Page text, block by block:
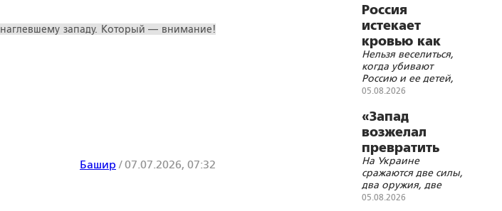
западу. Который — внимание!
Башир /07.07.2026, 07:32
конфронтации с
военной, носит
иррациональный
характер
Россия
истекает
кровью как
жертвенное
животное?
Нельзя веселиться,
когда убивают
Россию и ее детей,
нельзя хохотать,
Христа
05.08.2026
«Запад
возжелал
превратить
Россию в
ничто»
На Украине
сражаются две силы,
два оружия, две
идеи: вскормлённая
05.08.2026